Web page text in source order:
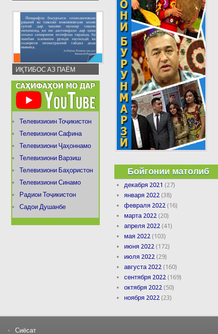
ИҚТИБОС АЗ ПАЁМ
Телевизиоин Тоҷикистон
Телевизиони Сафина
Телевизиони Ҷаҳоннамо
Телевизиони Варзиш
Телевизиони Баҳористон
Телевизиони Синамо
Радиои Тоҷикистон
Садои Душанбе
Бойгонии матолиб
декабря 2021 (27)
января 2022 (38)
февраля 2022 (16)
марта 2022 (20)
апреля 2022 (41)
мая 2022 (103)
июня 2022 (172)
июля 2022 (29)
августа 2022 (160)
сентября 2022 (169)
октября 2022 (50)
ноября 2022 (23)
Сиёсат